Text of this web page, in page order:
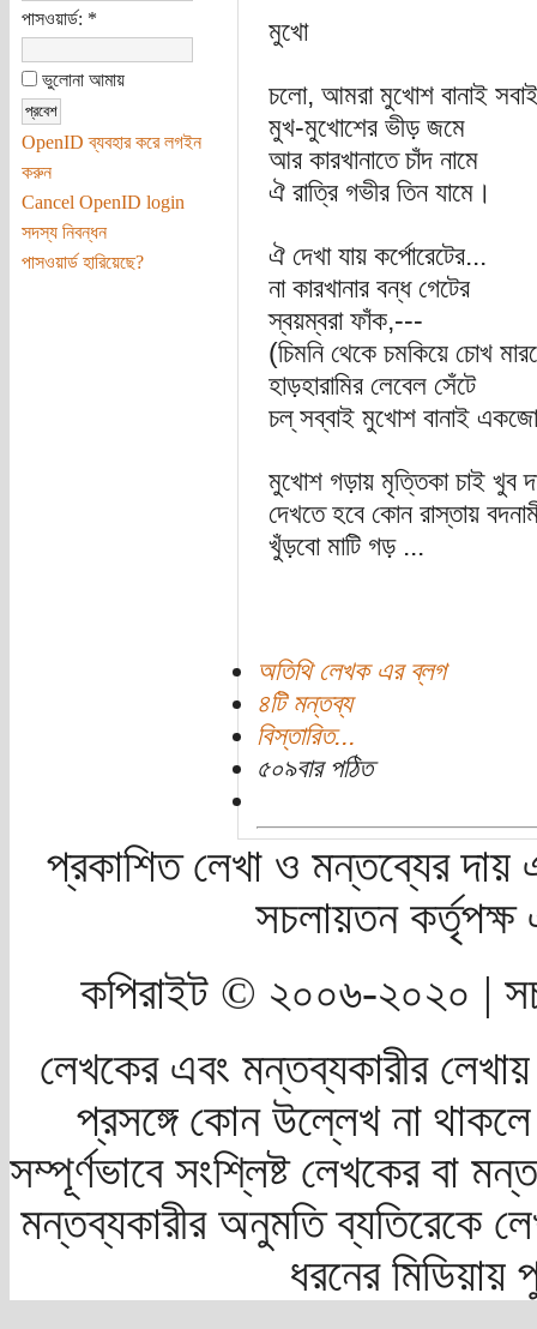
পাসওয়ার্ড: *
ভুলোনা আমায়
OpenID ব্যবহার করে লগইন
করুন
Cancel OpenID login
সদস্য নিবন্ধন
পাসওয়ার্ড হারিয়েছে?
মুখো
চলো, আমরা মুখোশ বানাই
মুখ-মুখোশের ভীড় জমে
আর কারখানাতে চাঁদ নামে
ঐ রাত্রি গভীর তিন যামে।
ঐ দেখা যায় কর্পোরেটের...
না কারখানার বন্ধ গেটের
স্বয়ম্বরা ফাঁক,---
(চিমনি থেকে চমকিয়ে চোখ
হাড়হারামির লেবেল সেঁটে
চল্‌ সব্বাই মুখোশ বানাই
মুখোশ গড়ায় মৃত্তিকা চাই খুব
দেখতে হবে কোন রাস্তায়
খুঁড়বো মাটি গড় ...
অতিথি লেখক এর ব্লগ
৪টি মন্তব্য
বিস্তারিত...
৫০৯বার পঠিত
প্রকাশিত লেখা ও মন্তব্যের দায়
সচলায়তন
কপিরাইট © ২০০৬-২০২০ |
লেখকের এবং মন্তব্যকারীর
প্রসঙ্গে কোন উল্লেখ না
সম্পূর্ণভাবে সংশ্লিষ্ট লেখকের বা
মন্তব্যকারীর অনুমতি ব্যতিরেকে
ধরনের মিডিয়ায়